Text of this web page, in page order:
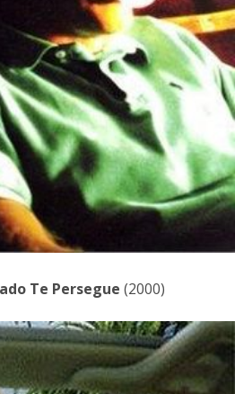
Te Persegue (2000)